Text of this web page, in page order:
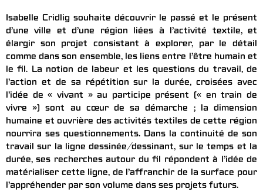
Isabelle Cridlig souhaite découvrir le passé et le présent
d’une ville et d’une région liées à l’activité textile, et
élargir son projet consistant à explorer, par le détail
comme dans son ensemble, les liens entre l’être humain et
le fil. La notion de labeur et les questions du travail, de
l’action et de sa répétition sur la durée, croisées avec
l’idée de « vivant » au participe présent (« en train de
vivre ») sont au cœur de sa démarche ; la dimension
humaine et ouvrière des activités textiles de cette région
nourrira ses questionnements. Dans la continuité de son
travail sur la ligne dessinée/dessinant, sur le temps et la
durée, ses recherches autour du fil répondent à l’idée de
matérialiser cette ligne, de l’affranchir de la surface pour
l’appréhender par son volume dans ses projets futurs.